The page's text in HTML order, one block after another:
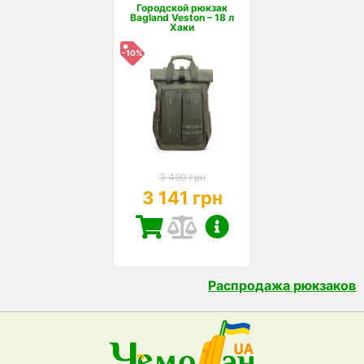
Городской рюкзак
Bagland Veston – 18 л
Хаки
-10%
3 490 грн
3 141 грн
Распродажа рюкзаков